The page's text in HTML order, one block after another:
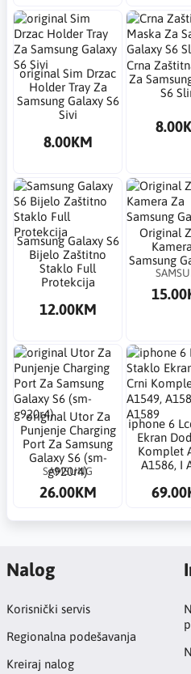
​original Sim Drzac
Holder Tray Za
Samsung Galaxy S6
Sivi
8.00KM
Crna
Za
S6
Samsung Galaxy S6
Bijelo Zaštitno
Staklo Full
Protekcija
12.00KM
Original
Samsung
​original Utor Za
Punjenje Charging
Port Za Samsung
Galaxy S6 (sm-
g920r4)
SAMSUNG
26.00KM
​iphone 6
Ekran
Komplet
A1586, I
Nalog
Korisnički servis
Regionalna podešavanja
Kreiraj nalog